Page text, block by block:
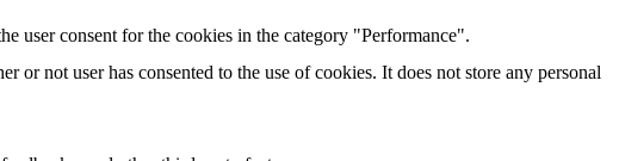
user consent for the cookies in the category "Performance".
not user has consented to the use of cookies. It does not store any personal